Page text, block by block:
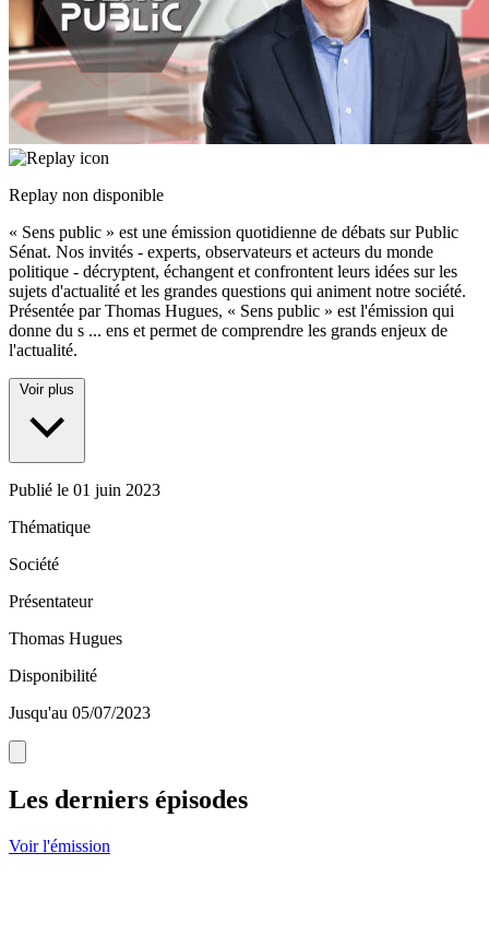
Replay non disponible
« Sens public » est une émission quotidienne de débats sur Public
Sénat. Nos invités - experts, observateurs et acteurs du monde
politique - décryptent, échangent et confrontent leurs idées sur les
sujets d'actualité et les grandes questions qui animent notre société.
Présentée par Thomas Hugues, « Sens public » est l'émission qui
donne du s ... ens et permet de comprendre les grands enjeux de
l'actualité.
Voir plus
Publié le 01 juin 2023
Thématique
Société
Présentateur
Thomas Hugues
Disponibilité
Jusqu'au 05/07/2023
Les derniers épisodes
Voir l'émission